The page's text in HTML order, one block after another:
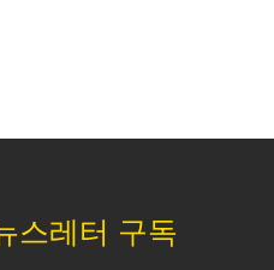
스레터 구독